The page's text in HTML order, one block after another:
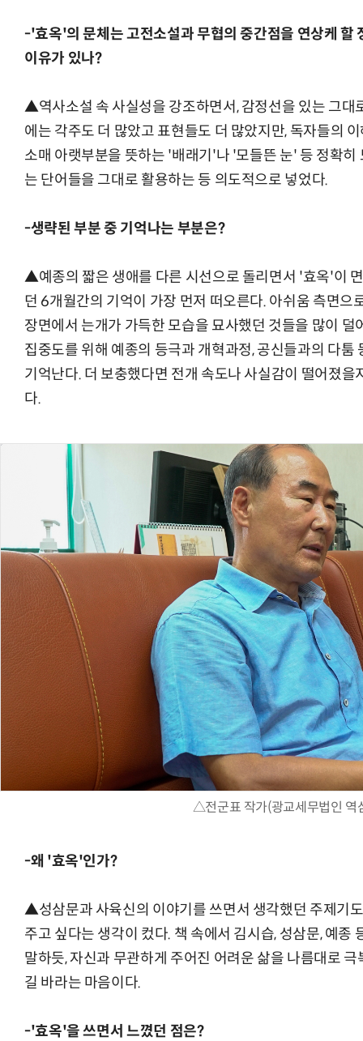
-'효옥'의 문체는 고전소설과 무협의 중간점을 연상케 할
이유가 있나?
▲역사소설 속 사실성을 강조하면서, 감정선을 있는 그대
에는 각주도 더 많았고 표현들도 더 많았지만, 독자들의
소매 아랫부분을 뜻하는 '배래기'나 '모들뜬 눈' 등 정확
는 단어들을 그대로 활용하는 등 의도적으로 넣었다.
-생략된 부분 중 기억나는 부분은?
▲예종의 짧은 생애를 다른 시선으로 돌리면서 '효옥'이
던 6개월간의 기억이 가장 먼저 떠오른다. 아쉬움 측면으
장면에서 는개가 가득한 모습을 묘사했던 것들을 많이
집중도를 위해 예종의 등극과 개혁과정, 공신들과의 다툼
기억난다. 더 보충했다면 전개 속도나 사실감이 떨어졌
다.
△전군표 작가(광교세무법인 역
-왜 '효옥'인가?
▲성삼문과 사육신의 이야기를 쓰면서 생각했던 주제기
주고 싶다는 생각이 컸다. 책 속에서 김시습, 성삼문, 예종
말하듯, 자신과 무관하게 주어진 어려운 삶을 나름대로
길 바라는 마음이다.
-'효옥'을 쓰면서 느꼈던 점은?